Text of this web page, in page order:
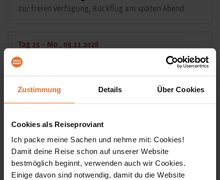
Zustimmung Details Über Cookies
Cookies als Reiseproviant
Ich packe meine Sachen und nehme mit: Cookies!
Damit deine Reise schon auf unserer Website
bestmöglich beginnt, verwenden auch wir Cookies.
Einige davon sind notwendig, damit du die Website
zur freien Verfügung, Rückflug am späten Abend
Tag 25 – Mo., 09.11.2026
Ankunft in Deutschland
am frühen Morgen
Reiseleitung